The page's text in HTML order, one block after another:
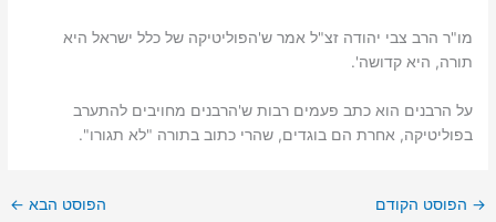
מו"ר הרב צבי יהודה זצ"ל אמר ש'הפוליטיקה של כלל ישראל היא
תורה, היא קדושה'.
על הרבנים הוא כתב פעמים רבות ש'הרבנים מחויבים להתערב
בפוליטיקה, אחרת הם בוגדים, שהרי כתוב בתורה "לא תגורו".
→ הפוסט הקודם הפוסט הבא ←